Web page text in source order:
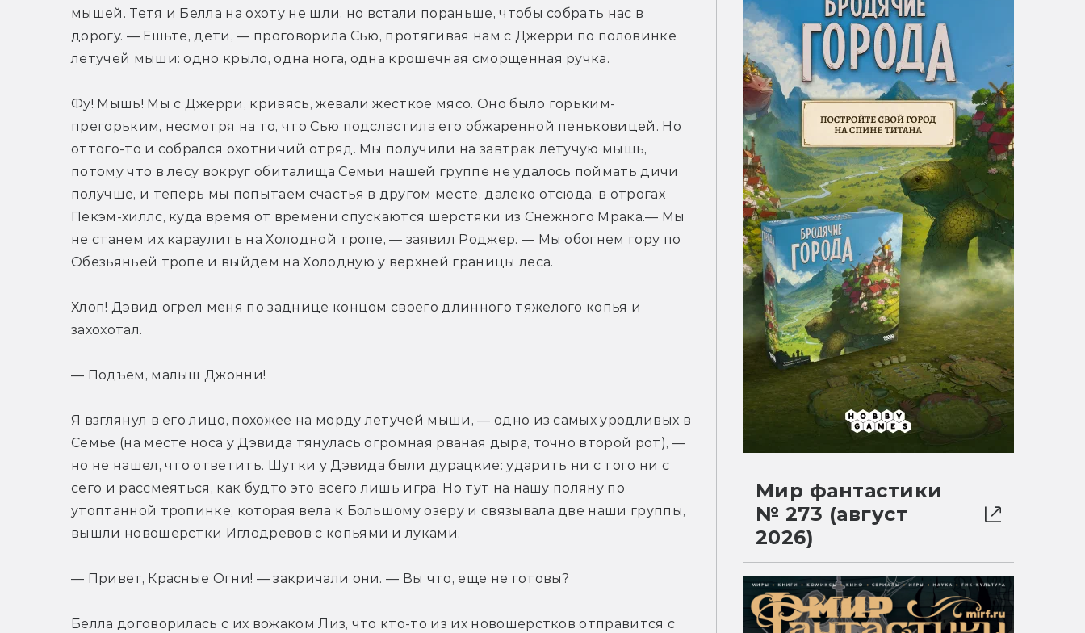
мышей. Тетя и Белла на охоту не шли, но встали пораньше, чтобы собрать нас в
дорогу. — Ешьте, дети, — проговорила Сью, протягивая нам с Джерри по половинке
летучей мыши: одно крыло, одна нога, одна крошечная сморщенная ручка.
Фу! Мышь! Мы с Джерри, кривясь, жевали жесткое мясо. Оно было горьким-
прегорьким, несмотря на то, что Сью подсластила его обжаренной пеньковицей. Но
оттого-то и собрался охотничий отряд. Мы получили на завтрак летучую мышь,
потому что в лесу вокруг обиталища Семьи нашей группе не удалось поймать дичи
получше, и теперь мы попытаем счастья в другом месте, далеко отсюда, в отрогах
Пекэм-хиллс, куда время от времени спускаются шерстяки из Снежного Мрака.— Мы
не станем их караулить на Холодной тропе, — заявил Роджер. — Мы обогнем гору по
Обезьяньей тропе и выйдем на Холодную у верхней границы леса.
Хлоп! Дэвид огрел меня по заднице концом своего длинного тяжелого копья и
захохотал.
— Подъем, малыш Джонни!
Я взглянул в его лицо, похожее на морду летучей мыши, — одно из самых уродливых в
Семье (на месте носа у Дэвида тянулась огромная рваная дыра, точно второй рот), —
но не нашел, что ответить. Шутки у Дэвида были дурацкие: ударить ни с того ни с
сего и рассмеяться, как будто это всего лишь игра. Но тут на нашу поляну по
утоптанной тропинке, которая вела к Большому озеру и связывала две наши группы,
вышли новошерстки Иглодревов с копьями и луками.
— Привет, Красные Огни! — закричали они. — Вы что, еще не готовы?
Белла договорилась с их вожаком Лиз, что кто-то из их новошерстков отправится с
Мир фантастики
№ 273 (август
2026)